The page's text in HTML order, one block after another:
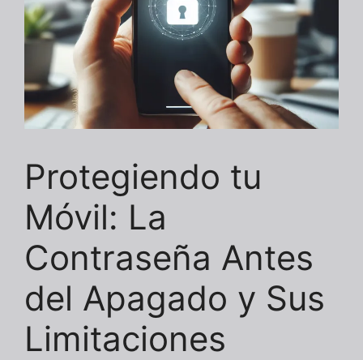
Protegiendo tu
Móvil: La
Contraseña Antes
del Apagado y Sus
Limitaciones